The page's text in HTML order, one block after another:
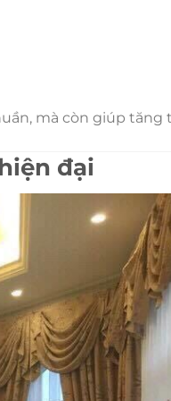
mà còn giúp tăng
đại